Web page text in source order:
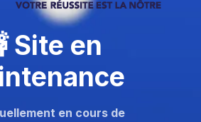
Site en
en cours de